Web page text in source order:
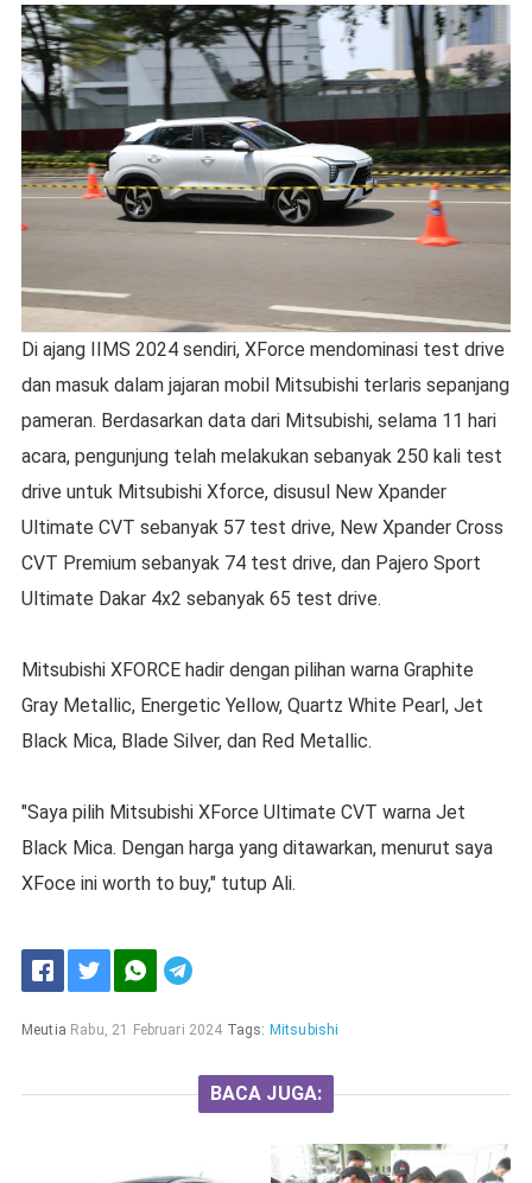
Di ajang IIMS 2024 sendiri, XForce mendominasi test drive
dan masuk dalam jajaran mobil Mitsubishi terlaris sepanjang
pameran. Berdasarkan data dari Mitsubishi, selama 11 hari
acara, pengunjung telah melakukan sebanyak 250 kali test
drive untuk Mitsubishi Xforce, disusul New Xpander
Ultimate CVT sebanyak 57 test drive, New Xpander Cross
CVT Premium sebanyak 74 test drive, dan Pajero Sport
Ultimate Dakar 4x2 sebanyak 65 test drive.
Mitsubishi XFORCE hadir dengan pilihan warna Graphite
Gray Metallic, Energetic Yellow, Quartz White Pearl, Jet
Black Mica, Blade Silver, dan Red Metallic.
"Saya pilih Mitsubishi XForce Ultimate CVT warna Jet
Black Mica. Dengan harga yang ditawarkan, menurut saya
XFoce ini worth to buy," tutup Ali.
Meutia Rabu, 21 Februari 2024 Tags: Mitsubishi
BACA JUGA: